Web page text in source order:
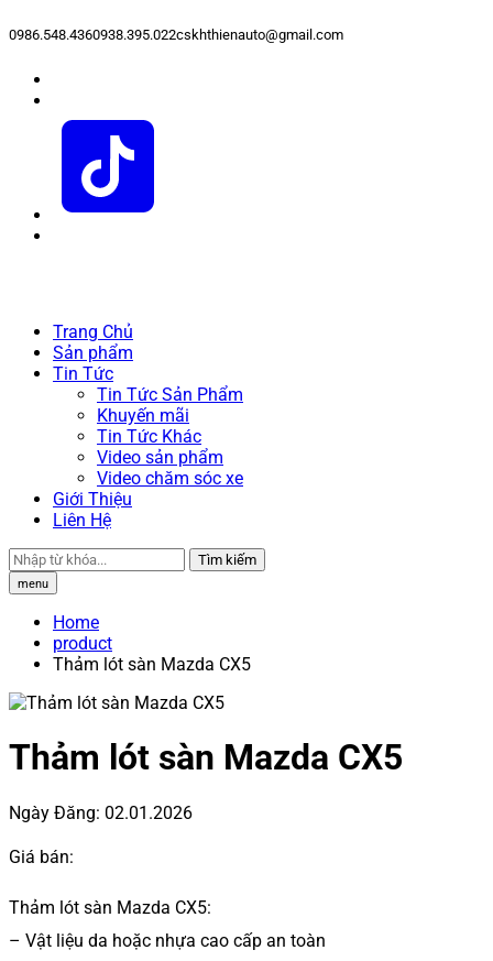
0986.548.4360938.395.022cskhthienauto@gmail.com
Trang Chủ
Sản phẩm
Tin Tức
Tin Tức Sản Phẩm
Khuyến mãi
Tin Tức Khác
Video sản phẩm
Video chăm sóc xe
Giới Thiệu
Liên Hệ
Tìm kiếm
menu
Home
product
Thảm lót sàn Mazda CX5
Thảm lót sàn Mazda CX5
Ngày Đăng: 02.01.2026
Giá bán:
Thảm lót sàn Mazda CX5:
– Vật liệu da hoặc nhựa cao cấp an toàn